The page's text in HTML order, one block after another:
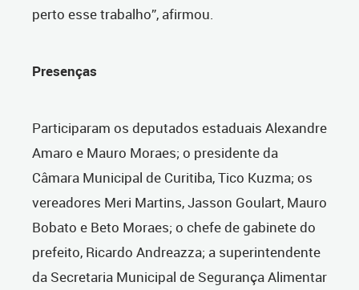
perto esse trabalho”, afirmou.
Presenças
Participaram os deputados estaduais Alexandre
Amaro e Mauro Moraes; o presidente da
Câmara Municipal de Curitiba, Tico Kuzma; os
vereadores Meri Martins, Jasson Goulart, Mauro
Bobato e Beto Moraes; o chefe de gabinete do
prefeito, Ricardo Andreazza; a superintendente
da Secretaria Municipal de Segurança Alimentar